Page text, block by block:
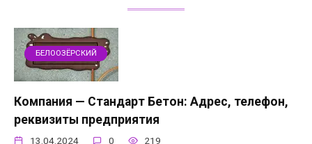
БЕЛООЗЁРСКИЙ
Компания — Стандарт Бетон: Адрес, телефон,
реквизиты предприятия
13.04.2024 0 219